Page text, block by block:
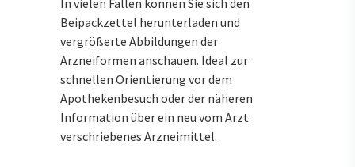
Beipackzettel herunterladen und
vergrößerte Abbildungen der
Arzneiformen anschauen. Ideal zur
schnellen Orientierung vor dem
Apothekenbesuch oder der näheren
Information über ein neu vom Arzt
verschriebenes Arzneimittel.